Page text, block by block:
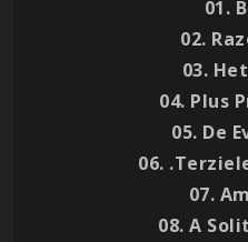
01.
02.
03.
04. Plus
05. De
06.
07.
08. A